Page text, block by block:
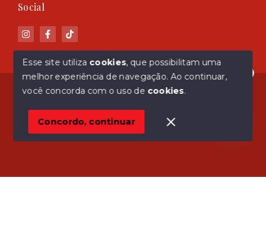
Olá! Estamos disponíveis para te ajudar.
Social
© Copyright 2026 - ASM Imóveis - Todos os direitos
SITE PARA IMOBILIARIA
Esse site utiliza cookies, que possibilitam uma
melhor experiência de navegação.Ao continuar,
você concorda com o uso de cookies.
Concordo, continuar